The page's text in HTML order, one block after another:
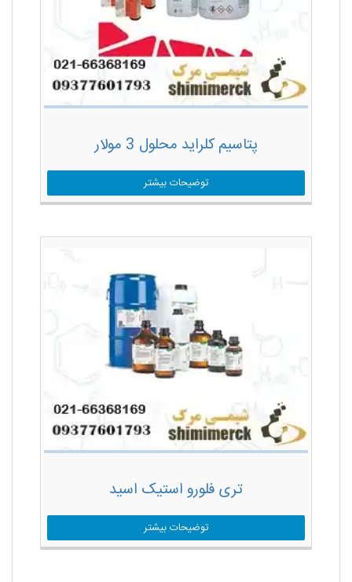
پتاسیم کلراید محلول 3 مولار
توضیحات بیشتر
تری فلورو استیک اسید
توضیحات بیشتر